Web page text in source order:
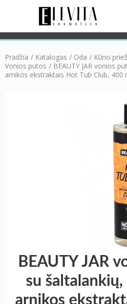
Pradžia / Katalogas / Oda / Kūno
Vonios putos / BEAUTY JAR vonios
arnikos ekstraktais Hot Tub Club, 400
BEAUTY JAR
su
arnikos